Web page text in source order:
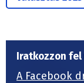
Iratkozzon
A Facebook